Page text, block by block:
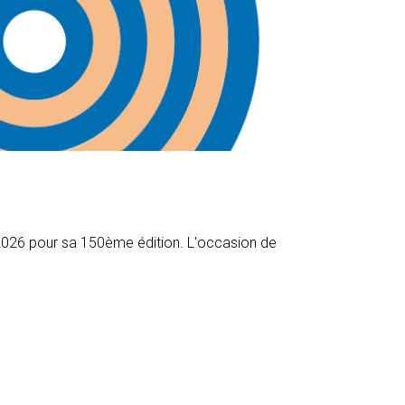
pour sa 150ème édition. L'occasion de